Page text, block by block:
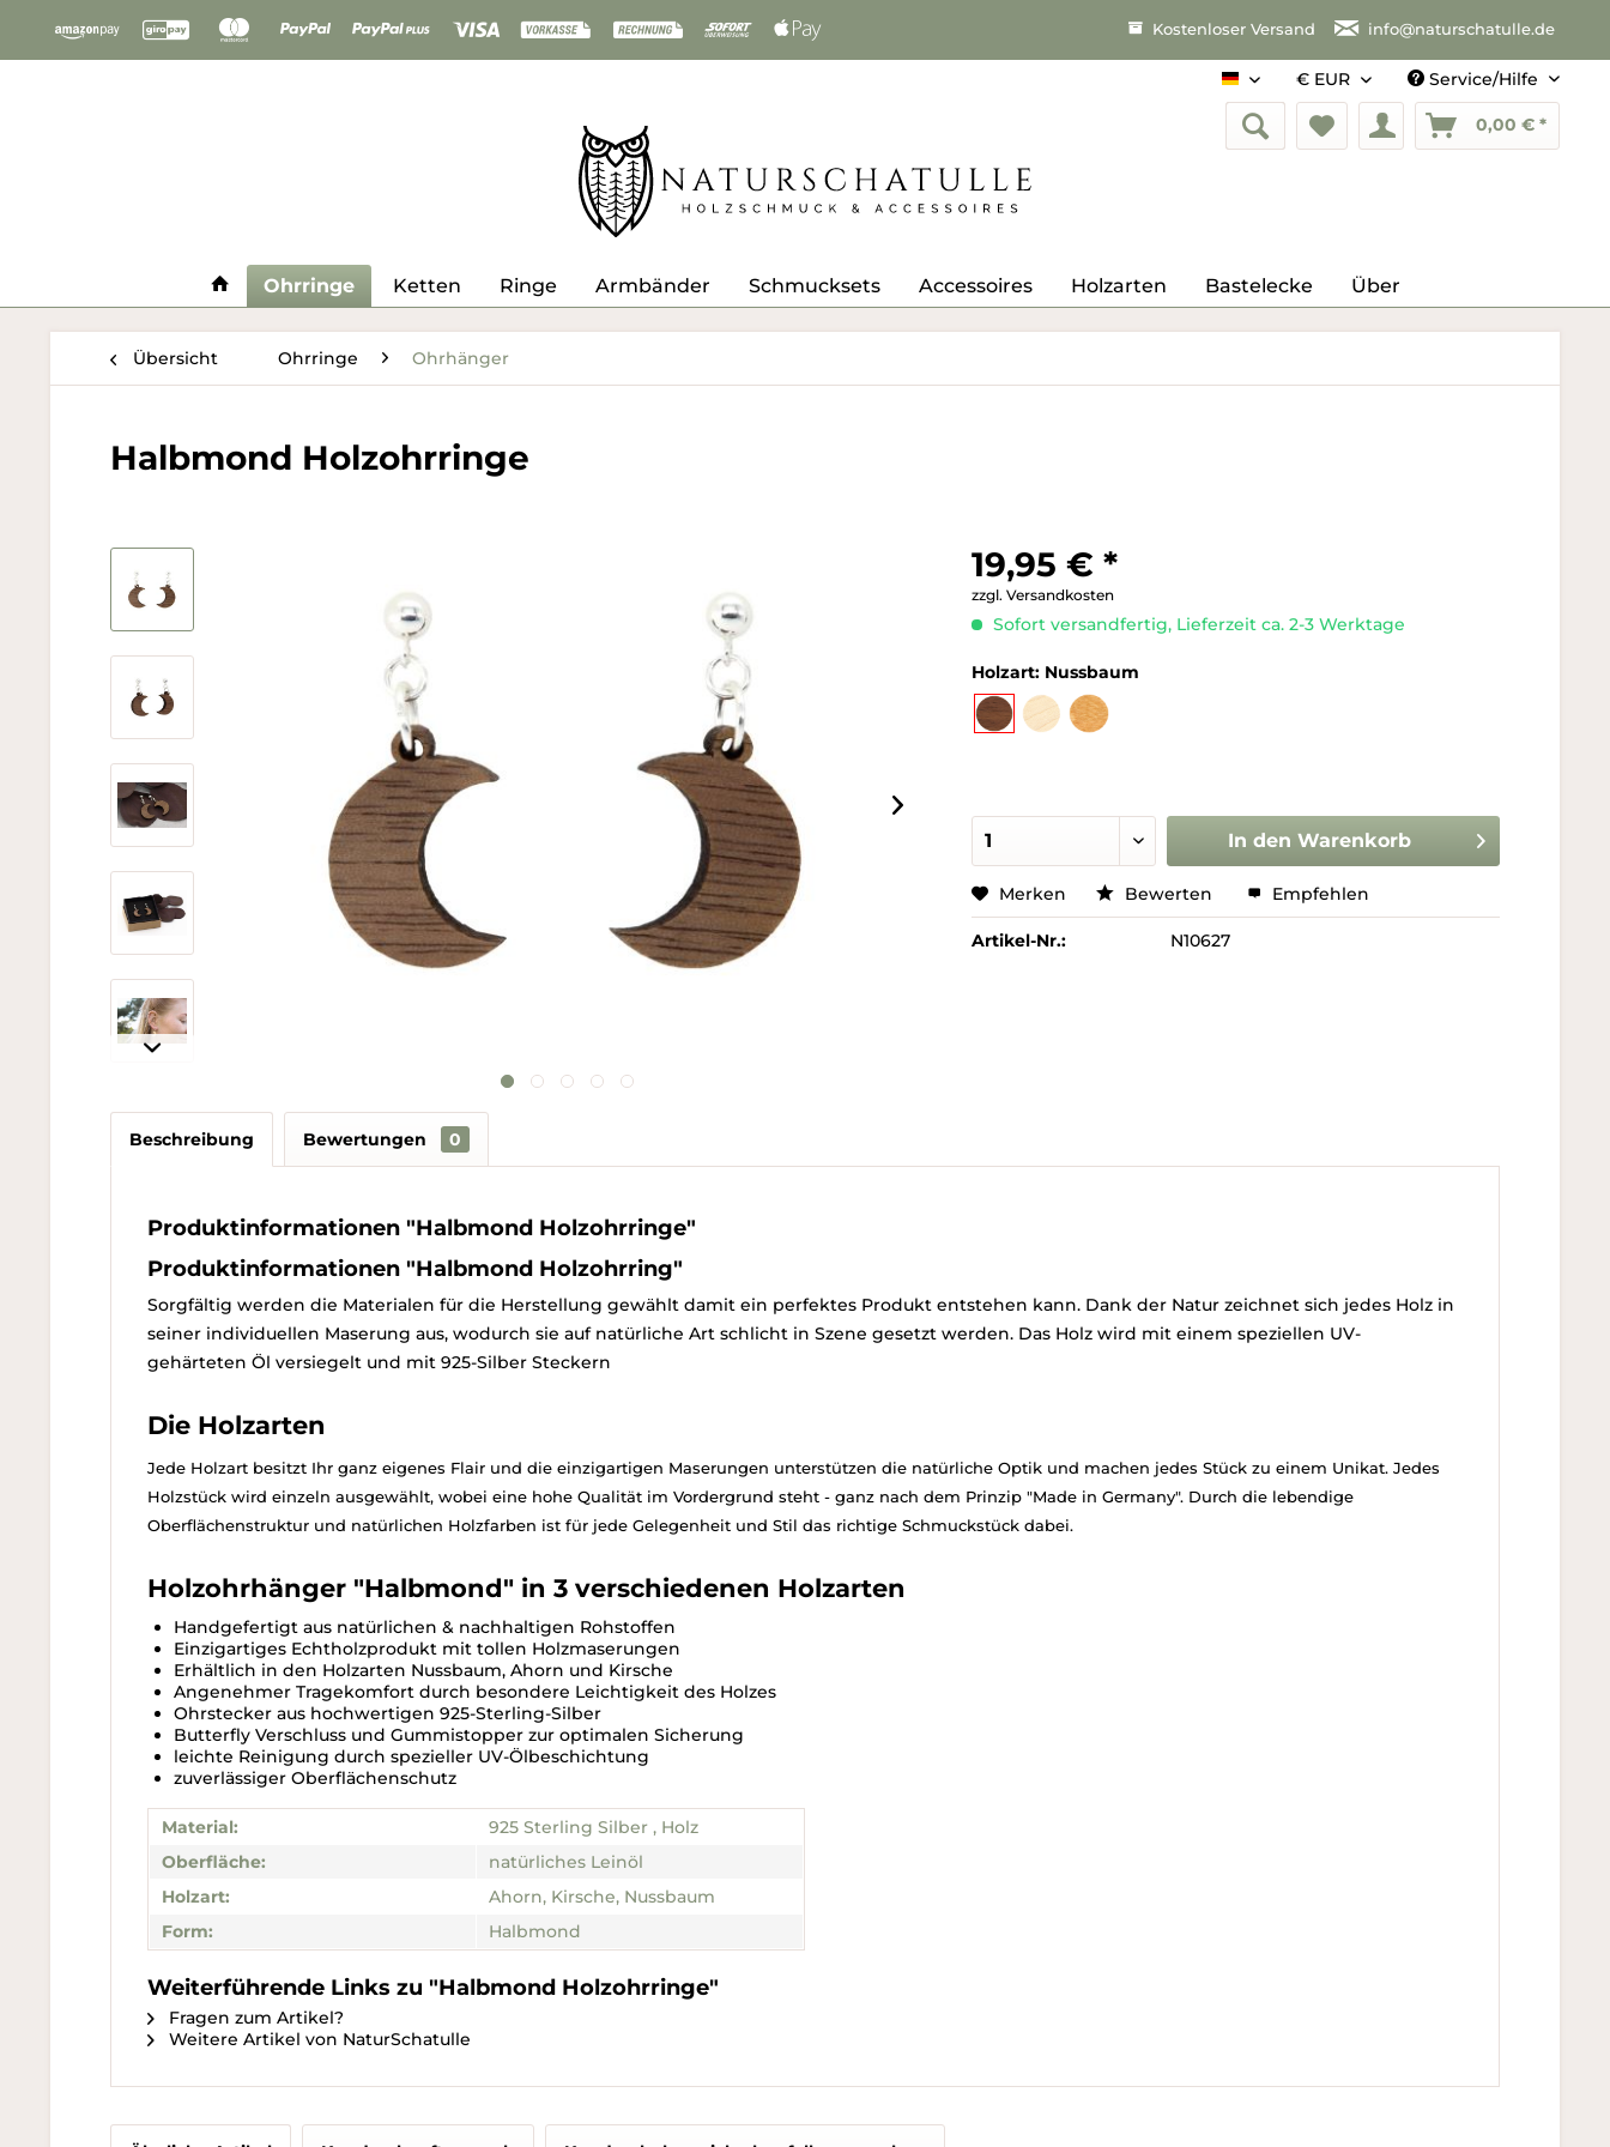
Kostenloser Versand info@naturschatulle.de
Deutsch Service/Hilfe
0,00 € *
Ohrringe Ketten Ringe Armbänder Schmucksets Accessoires Holzarten Bastelecke Über
Übersicht Ohrringe Ohrhänger
Halbmond Holzohrringe
19,95 € *
zzgl. Versandkosten
Sofort versandfertig, Lieferzeit ca. 2-3 Werktage
Holzart: Nussbaum
In den Warenkorb
Merken Bewerten Empfehlen
Artikel-Nr.: N10627
Beschreibung Bewertungen 0
Produktinformationen "Halbmond Holzohrringe"
Produktinformationen "Halbmond Holzohrring"
Sorgfältig werden die Materialen für die Herstellung gewählt damit ein perfektes Produkt entstehen kann. Dank der Natur zeichnet sich jedes Holz in
seiner individuellen Maserung aus, wodurch sie auf natürliche Art schlicht in Szene gesetzt werden. Das Holz wird mit einem speziellen UV-
gehärteten Öl versiegelt und mit 925-Silber Steckern
Die Holzarten
Jede Holzart besitzt Ihr ganz eigenes Flair und die einzigartigen Maserungen unterstützen die natürliche Optik und machen jedes Stück zu einem Unikat. Jedes
Holzstück wird einzeln ausgewählt, wobei eine hohe Qualität im Vordergrund steht - ganz nach dem Prinzip "Made in Germany". Durch die lebendige
Oberflächenstruktur und natürlichen Holzfarben ist für jede Gelegenheit und Stil das richtige Schmuckstück dabei.
Holzohrhänger "Halbmond" in 3 verschiedenen Holzarten
Handgefertigt aus natürlichen & nachhaltigen Rohstoffen
Einzigartiges Echtholzprodukt mit tollen Holzmaserungen
Erhältlich in den Holzarten Nussbaum, Ahorn und Kirsche
Angenehmer Tragekomfort durch besondere Leichtigkeit des Holzes
Ohrstecker aus hochwertigen 925-Sterling-Silber
Butterfly Verschluss und Gummistopper zur optimalen Sicherung
leichte Reinigung durch spezieller UV-Ölbeschichtung
zuverlässiger Oberflächenschutz
Material:
925 Sterling Silber , Holz
Oberfläche:
natürliches Leinöl
Holzart:
Ahorn, Kirsche, Nussbaum
Form:
Halbmond
Weiterführende Links zu "Halbmond Holzohrringe"
Fragen zum Artikel?
Weitere Artikel von NaturSchatulle